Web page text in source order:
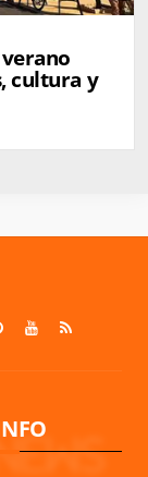
cultura y